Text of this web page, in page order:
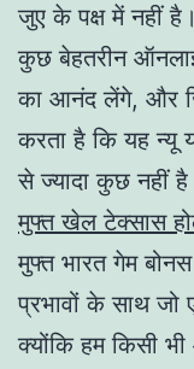
जुए के पक्ष में नहीं
कुछ बेहतरीन
का आनंद लेंगे, और
करता है कि यह न्यू
से ज्यादा कुछ नहीं
मुफ्त खेल टेक्सास
मुफ्त भारत गेम
प्रभावों के साथ
क्योंकि हम किसी